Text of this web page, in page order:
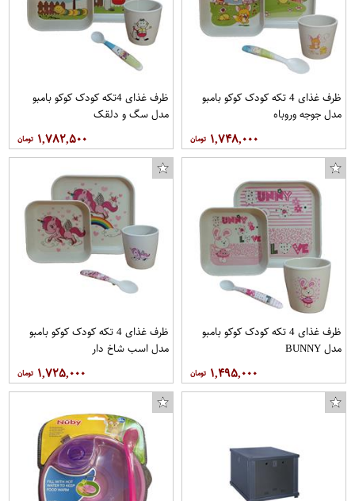
ظرف غذای 4 تکه کودک کوکو بامبو
مدل جوجه وروباه
۱,۷۴۸,۰۰۰
ظرف غذای 4تکه کودک کوکو بامبو
مدل سگ و دلقک
۱,۷۸۲,۵۰۰
ظرف غذای 4 تکه کودک کوکو بامبو
مدل BUNNY
۱,۴۹۵,۰۰۰
ظرف غذای 4 تکه کودک کوکو بامبو
مدل اسب شاخ دار
۱,۷۲۵,۰۰۰